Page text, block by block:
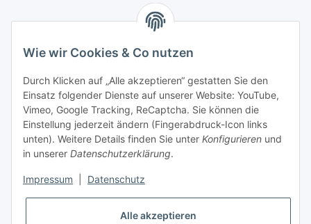
Newsletter Abonnieren
Bitte senden Sie mir entsprechend Ihrer
Datenschutzerklärungregelmäßig und jederzeit widerruflich
Informationen zu Ihrem Produktsortiment per E-Mail zu.
Abonnieren
Gesetzliche Informationen
Wie wir Cookies & Co nutzen
Durch Klicken auf „Alle akzeptieren“ gestatten Sie den
Einsatz folgender Dienste auf unserer Website: YouTube,
Vimeo, Google Tracking, ReCaptcha. Sie können die
Einstellung jederzeit ändern (Fingerabdruck-Icon links
unten). Weitere Details finden Sie unter Konfigurieren und
in unserer Datenschutzerklärung.
Impressum Datenschutz
Alle akzeptieren